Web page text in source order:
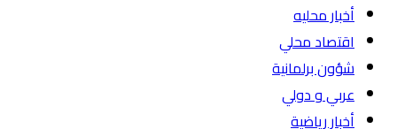
أخبار محليه
اقتصاد محلي
شؤون برلمانية
عربي و دولي
أخبار رياضية